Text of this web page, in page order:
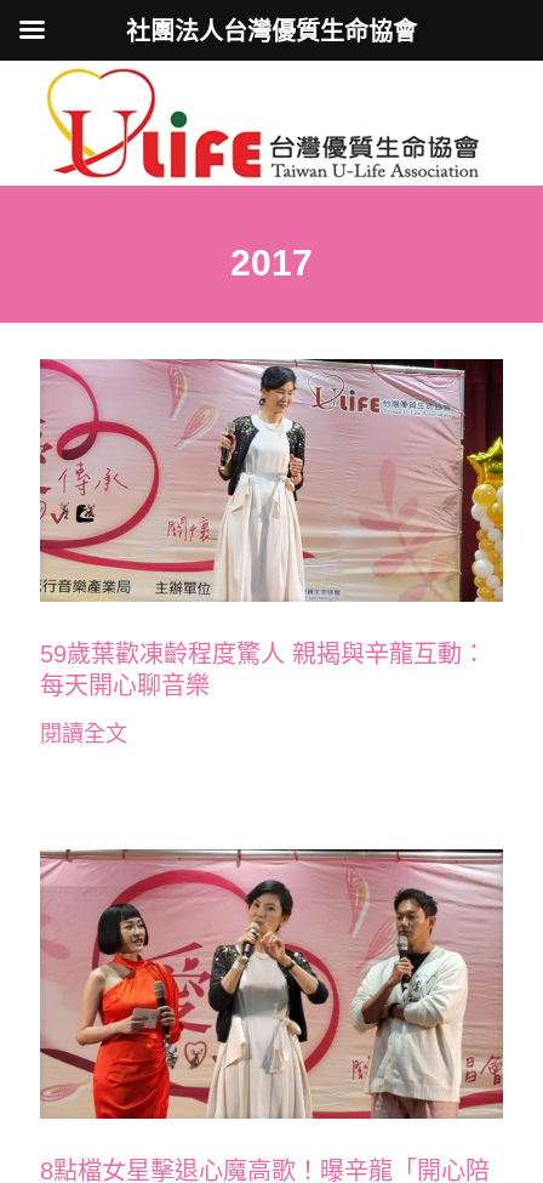
2017
59歲葉歡凍齡程度驚人 親揭與辛龍互動：
每天開心聊音樂
閱讀全文
8點檔女星擊退心魔高歌！曝辛龍「開心陪
社團法人台灣優質生命協會